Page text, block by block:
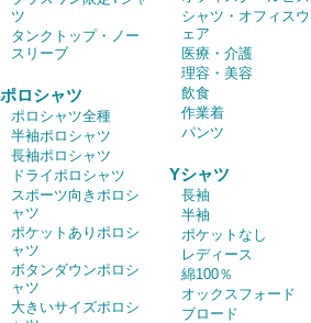
ツ
タンクトップ・ノー
スリーブ
ポロシャツ
ポロシャツ全種
半袖ポロシャツ
長袖ポロシャツ
ドライポロシャツ
スポーツ向きポロシ
ャツ
ポケットありポロシ
ャツ
ボタンダウンポロシ
ャツ
大きいサイズポロシ
シャツ・オフィスウ
ェア
医療・介護
理容・美容
飲食
作業着
パンツ
Yシャツ
長袖
半袖
ポケットなし
レディース
綿100％
オックスフォード
ブロード